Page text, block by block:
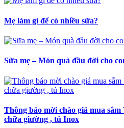
Mẹ làm gì để có nhiều sữa?
Sữa mẹ – Món quà đầu đời cho
Thông báo mời chào giá mua
chữa giường , tủ Inox